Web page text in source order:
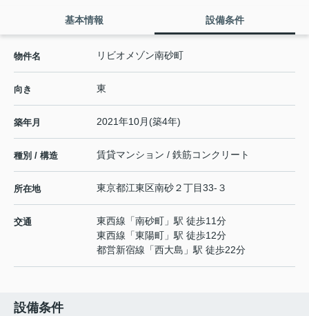
基本情報 設備条件
物件名 リビオメゾン南砂町
向き 東
築年月 2021年10月(築4年)
種別 / 構造 賃貸マンション / 鉄筋コンクリート
所在地 東京都江東区南砂２丁目33-３
交通 東西線 「南砂町 」駅 徒歩11分
東西線 「東陽町 」駅 徒歩12分
都営新宿線 「西大島 」駅 徒歩22分
設備条件